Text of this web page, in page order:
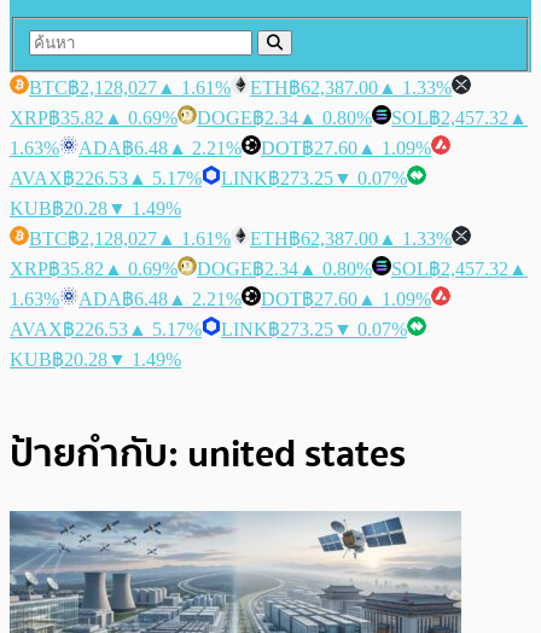
BTC฿2,128,027 ▲ 1.61% ETH฿62,387.00 ▲ 1.33%
XRP฿35.82 ▲ 0.69% DOGE฿2.34 ▲ 0.80% SOL฿2,457.32 ▲
1.63%
ADA฿6.48 ▲ 2.21% DOT฿27.60 ▲ 1.09%
AVAX฿226.53 ▲ 5.17% LINK฿273.25▼ 0.07%
KUB฿20.28▼ 1.49%
BTC฿2,128,027 ▲ 1.61% ETH฿62,387.00 ▲ 1.33%
XRP฿35.82 ▲ 0.69% DOGE฿2.34 ▲ 0.80% SOL฿2,457.32 ▲
1.63%
ADA฿6.48 ▲ 2.21% DOT฿27.60 ▲ 1.09%
AVAX฿226.53 ▲ 5.17% LINK฿273.25▼ 0.07%
KUB฿20.28▼ 1.49%
ป้ายกำกับ: united states